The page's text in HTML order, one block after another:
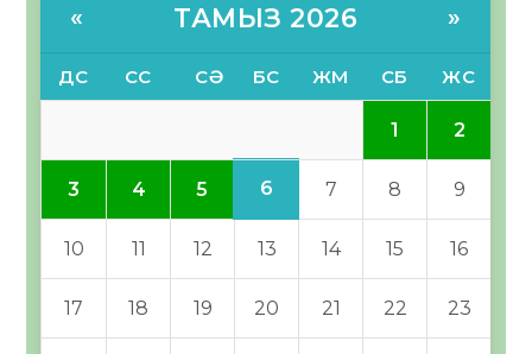
« ТАМЫЗ 2026 »
ДС СС СӘ БС ЖМ СБ ЖС
1 2
3 4 5 6 7 8 9
10 11 12 13 14 15 16
17 18 19 20 21 22 23